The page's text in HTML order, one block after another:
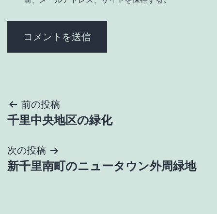
投
稿
ナ
ビ
前の投稿
千里中央地区の緑化
次の投稿
新千里南町のニュータウン外周緑地